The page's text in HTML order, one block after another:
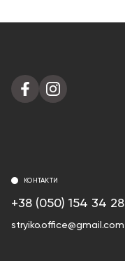
КОНТАКТИ
+38 (050) 154 34 28
stryiko.office@gmail.com